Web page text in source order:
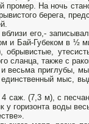
промер. На ночь
берега,
его,-
Бай-Губеком в ½
сланца, также с
весьма приглубы,
единственный мыс,
саж. (7,3 м), с
у горизонта воды